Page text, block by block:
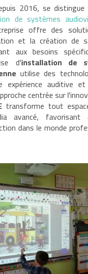
2016, se
de systèmes
offre des
et la création de
aux besoins
d'installation de
utilise des
auditive et
centrée sur
transforme tout
avancé,
dans le monde